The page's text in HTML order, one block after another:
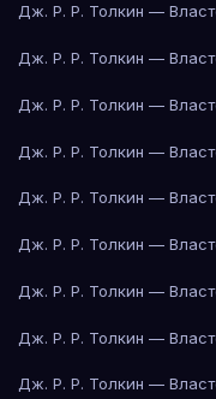
Дж. Р. Р. Толкин —
Дж. Р. Р. Толкин —
Дж. Р. Р. Толкин —
Дж. Р. Р. Толкин —
Дж. Р. Р. Толкин —
Дж. Р. Р. Толкин —
Дж. Р. Р. Толкин —
Дж. Р. Р. Толкин —
Дж. Р. Р. Толкин —